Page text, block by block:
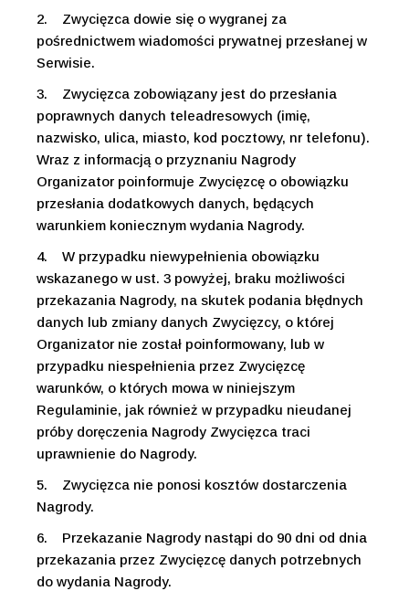
2.
Zwycięzca dowie się o wygranej za
pośrednictwem wiadomości prywatnej przesłanej w
Serwisie.
3.
Zwycięzca zobowiązany jest do przesłania
poprawnych danych teleadresowych (imię,
nazwisko, ulica, miasto, kod pocztowy, nr telefonu).
Wraz z informacją o przyznaniu Nagrody
Organizator poinformuje Zwycięzcę o obowiązku
przesłania dodatkowych danych, będących
warunkiem koniecznym wydania Nagrody.
4.
W przypadku niewypełnienia obowiązku
wskazanego w ust. 3 powyżej, braku możliwości
przekazania Nagrody, na skutek podania błędnych
danych lub zmiany danych Zwycięzcy, o której
Organizator nie został poinformowany, lub w
przypadku niespełnienia przez Zwycięzcę
warunków, o których mowa w niniejszym
Regulaminie, jak również w przypadku nieudanej
próby doręczenia Nagrody Zwycięzca traci
uprawnienie do Nagrody.
5.
Zwycięzca nie ponosi kosztów dostarczenia
Nagrody.
6.
Przekazanie Nagrody nastąpi do 90 dni od dnia
przekazania przez Zwycięzcę danych potrzebnych
do wydania Nagrody.